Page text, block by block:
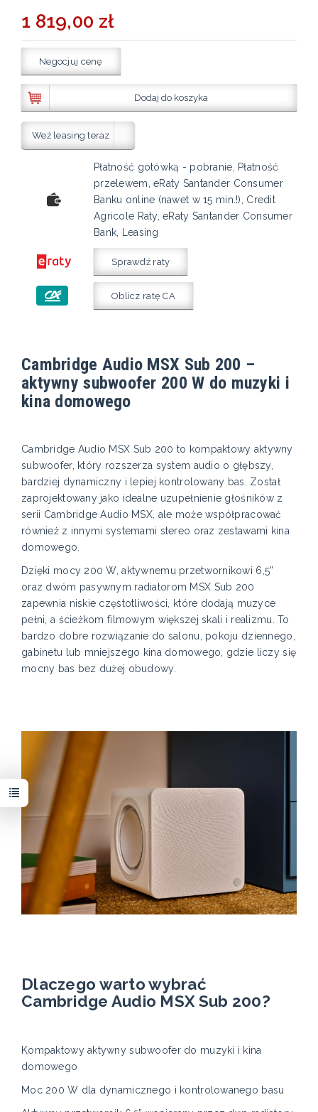
1 819,00 zł
Negocjuj cenę
Dodaj do koszyka
Weź leasing teraz
Płatność gotówką - pobranie, Płatność
przelewem, eRaty Santander Consumer
Banku online (nawet w 15 min.!), Credit
Agricole Raty, eRaty Santander Consumer
Bank, Leasing
Sprawdź raty
Oblicz ratę CA
Cambridge Audio MSX Sub 200 –
aktywny subwoofer 200 W do muzyki i
kina domowego
Cambridge Audio MSX Sub 200 to kompaktowy aktywny
subwoofer, który rozszerza system audio o głębszy,
bardziej dynamiczny i lepiej kontrolowany bas. Został
zaprojektowany jako idealne uzupełnienie głośników z
serii Cambridge Audio MSX, ale może współpracować
również z innymi systemami stereo oraz zestawami kina
domowego.
Dzięki mocy 200 W, aktywnemu przetwornikowi 6,5”
oraz dwóm pasywnym radiatorom MSX Sub 200
zapewnia niskie częstotliwości, które dodają muzyce
pełni, a ścieżkom filmowym większej skali i realizmu. To
bardzo dobre rozwiązanie do salonu, pokoju dziennego,
gabinetu lub mniejszego kina domowego, gdzie liczy się
mocny bas bez dużej obudowy.
Dlaczego warto wybrać
Cambridge Audio MSX Sub 200?
Kompaktowy aktywny subwoofer do muzyki i kina
domowego
Moc 200 W dla dynamicznego i kontrolowanego basu